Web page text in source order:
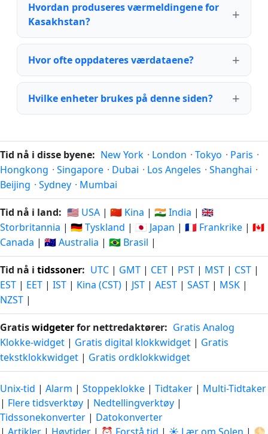
Hvordan produseres værmeldingene for
Kasakhstan?
Hvor ofte oppdateres værdataene?
Hvilke enheter brukes på denne siden?
Tid nå i disse byene: New York · London · Tokyo · Paris ·
Hongkong · Singapore · Dubai · Los Angeles · Shanghai ·
Beijing · Sydney · Mumbai
Tid nå i land: 🇺🇸 USA | 🇨🇳 Kina | 🇮🇳 India | 🇬🇧
Storbritannia | 🇩🇪 Tyskland | 🇯🇵 Japan | 🇫🇷 Frankrike | 🇨🇦
Canada | 🇦🇺 Australia | 🇧🇷 Brasil |
Tid nå i tidssoner: UTC | GMT | CET | PST | MST | CST |
EST | EET | IST | Kina (CST) | JST | AEST | SAST | MSK |
NZST |
Gratiswidgeterfor nettredaktører: Gratis Analog
Klokke-widget | Gratis digital klokkwidget | Gratis
tekstklokkwidget | Gratis ordklokkwidget
Unix-tid | Alarm | Stoppeklokke | Tidtaker | Multi-Tidtaker
| Flere tidsverktøy | Nedtellingverktøy |
Tidssonekonverter | Datokonverter